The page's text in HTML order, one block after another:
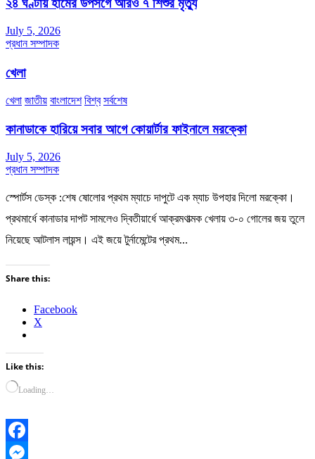
July 5, 2026
প্রধান সম্পাদক
খেলা
খেলা জাতীয় বাংলাদেশ বিশ্ব সর্বশেষ
কানাডাকে হারিয়ে সবার আগে কোয়ার্টার ফাইনালে মরক্কো
July 5, 2026
প্রধান সম্পাদক
স্পোর্টস ডেস্ক :শেষ ষোলোর প্রথম ম্যাচে দাপুটে এক ম্যাচ উপহার দিলো মরক্কো।
প্রথমার্ধে কানাডার দাপট সামলেও দ্বিতীয়ার্ধে আক্রমণাত্মক খেলায় ৩-০ গোলের জয় তুলে
নিয়েছে আটলাস লায়ন্স। এই জয়ে টুর্নামেন্টের প্রথম…
Share this:
Facebook
X
Like this:
Loading…
Facebook